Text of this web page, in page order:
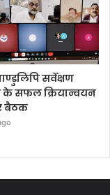
सर्वेक्षण
के सफल क्रियान्वयन
बैठक